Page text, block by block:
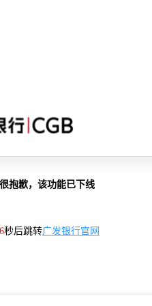
很抱歉，该功能已下线
6秒后跳转广发银行官网